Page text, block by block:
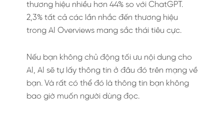
thương hiệu nhiều hơn 44% so với ChatGPT.
2,3% tất cả các lần nhắc đến thương hiệu
trong AI Overviews mang sắc thái tiêu cực.
Nếu bạn không chủ động tối ưu nội dung cho
AI, AI sẽ tự lấy thông tin ở đâu đó trên mạng về
bạn. Và rất có thể đó là thông tin bạn không
bao giờ muốn người dùng đọc.